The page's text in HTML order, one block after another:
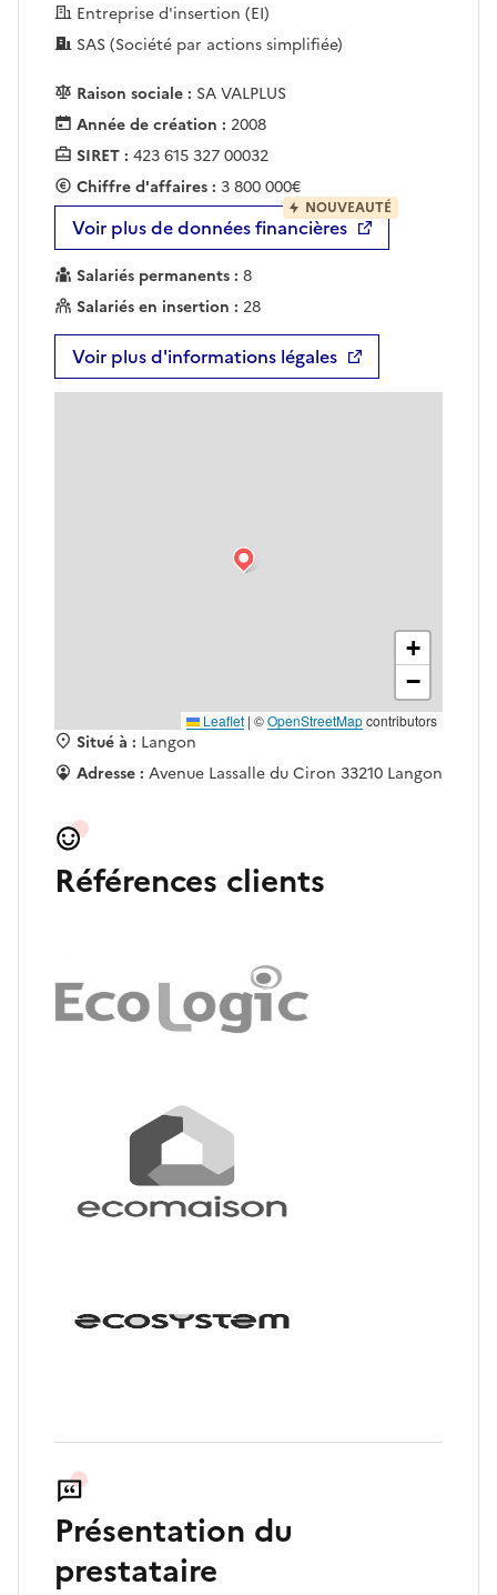
Entreprise d'insertion (EI)
SAS (Société par actions simplifiée)
Raison sociale : SA VALPLUS
Année de création : 2008
SIRET : 423 615 327 00032
Chiffre d'affaires : 3 800 000€
Voir plus de données financières
NOUVEAUTÉ
Salariés permanents : 8
Salariés en insertion : 28
Voir plus d'informations légales
+
−
Leaflet | ©OpenStreetMapcontributors
Situé à : Langon
Adresse : Avenue Lassalle du Ciron 33210 Langon
Références clients
Présentation du
prestataire